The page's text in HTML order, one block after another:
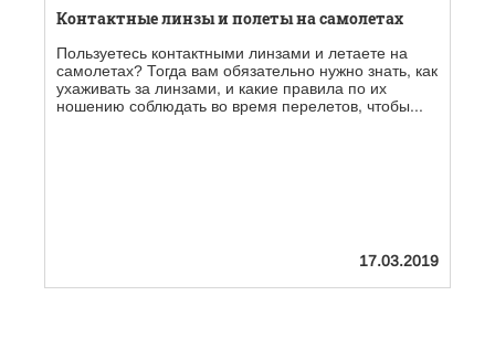
Контактные линзы и полеты на самолетах
Пользуетесь контактными линзами и летаете на
самолетах? Тогда вам обязательно нужно знать, как
ухаживать за линзами, и какие правила по их
ношению соблюдать во время перелетов, чтобы...
17.03.2019